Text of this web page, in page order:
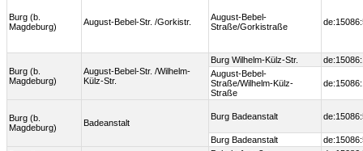
Burg (b.
Magdeburg)
August-Bebel-Str. /Gorkistr.
August-Bebel-
Straße/Gorkistraße
Burg (b.
Magdeburg)
August-Bebel-Str. /Wilhelm-
Külz-Str.
Burg Wilhelm-Külz-Str.
August-Bebel-
Straße/Wilhelm-Külz-
Straße
Burg (b.
Magdeburg)
Badeanstalt
Burg Badeanstalt
Burg Badeanstalt